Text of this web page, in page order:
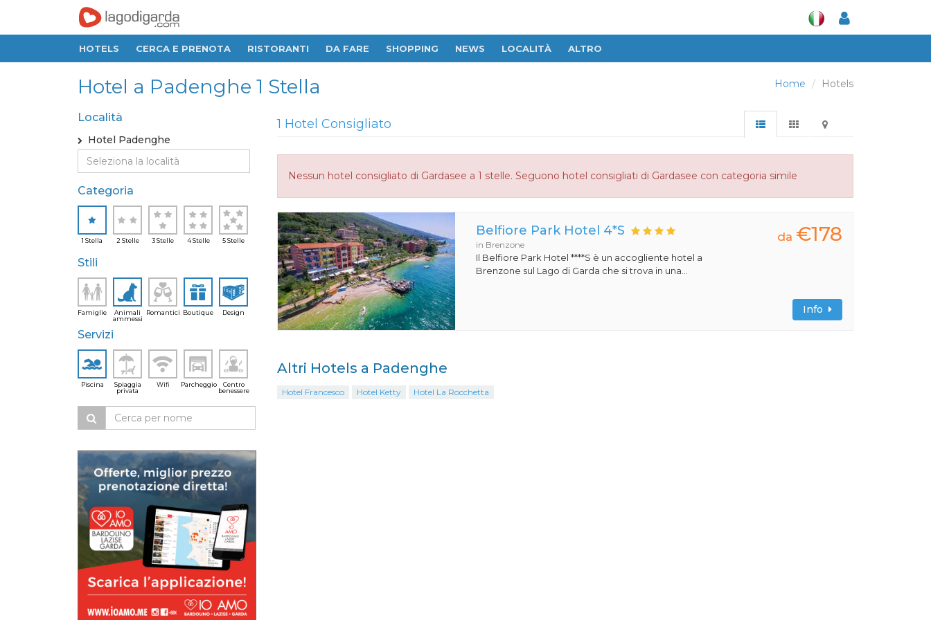
HOTELS CERCA E PRENOTA RISTORANTI DA FARE SHOPPING NEWS LOCALITÀ ALTRO
Home Hotels
Hotel a Padenghe 1 Stella
Località
Hotel Padenghe
Categoria
1 Stella 2 Stelle 3 Stelle 4 Stelle 5 Stelle
Stili
Famiglie
Animali
ammessi
Romantici Boutique Design
Servizi
Piscina
Spiaggia
privata
Wifi Parcheggio
Centro
benessere
1 Hotel Consigliato
Nessun hotel consigliato di Gardasee a 1 stelle. Seguono hotel consigliati di Gardasee con categoria simile
Belfiore Park Hotel 4*S
in Brenzone
Il Belfiore Park Hotel ****S è un accogliente hotel a
Brenzone sul Lago di Garda che si trova in una...
da €178
Info
Altri Hotels a Padenghe
Hotel Francesco Hotel Ketty Hotel La Rocchetta